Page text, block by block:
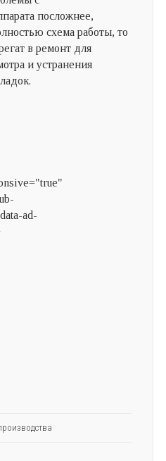
посложнее,
схема работы, то
в ремонт для
и устранения
ad-